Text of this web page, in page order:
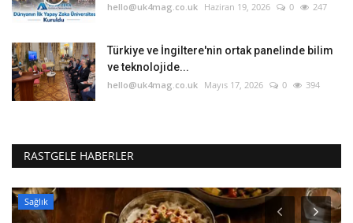
hello@uk4mag.co.uk Haziran 19, 2026 0 247
Türkiye ve İngiltere'nin ortak panelinde bilim
ve teknolojide...
hello@uk4mag.co.uk Mayıs 17, 2026 0 394
RASTGELE HABERLER
Sağlık